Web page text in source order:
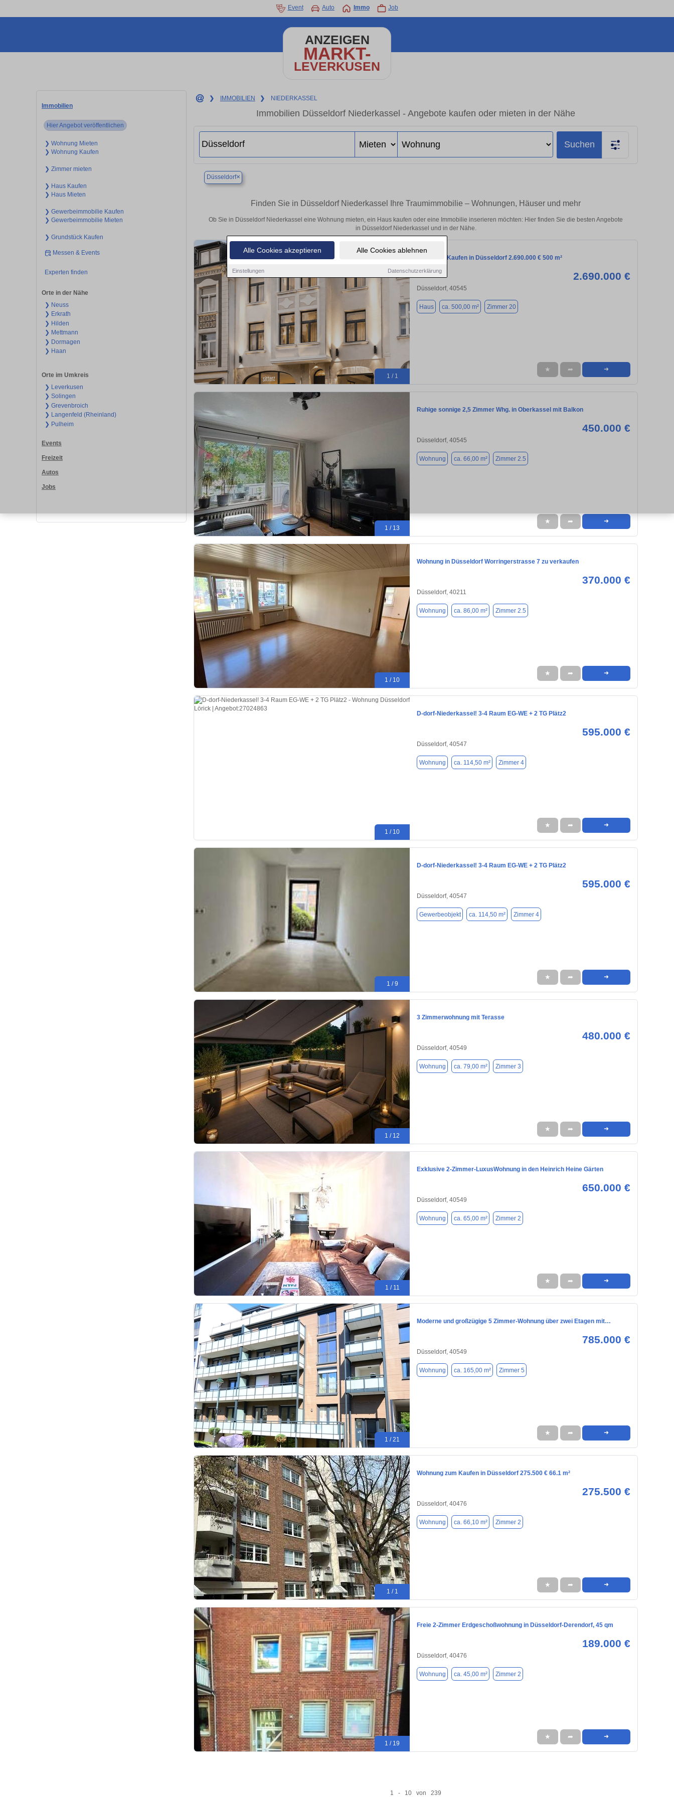
Alle Cookies akzeptieren Alle Cookies ablehnen
Einstellungen Datenschutzerklärung
Event Auto Immo Job
ANZEIGEN
MARKT-
LEVERKUSEN
Immobilien
Hier Angebot veröffentlichen
❯ Wohnung Mieten
❯ Wohnung Kaufen
❯ Zimmer mieten
❯ Haus Kaufen
❯ Haus Mieten
❯ Gewerbeimmobilie Kaufen
❯ Gewerbeimmobilie Mieten
❯ Grundstück Kaufen
Messen & Events
Experten finden
Orte in der Nähe
❯ Neuss
❯ Erkrath
❯ Hilden
❯ Mettmann
❯ Dormagen
❯ Haan
Orte im Umkreis
❯ Leverkusen
❯ Solingen
❯ Grevenbroich
❯ Langenfeld (Rheinland)
❯ Pulheim
Events
Freizeit
Autos
Jobs
❯ IMMOBILIEN ❯ NIEDERKASSEL
Immobilien Düsseldorf Niederkassel - Angebote kaufen oder mieten in der Nähe
Suchen
Düsseldorf×
Finden Sie in Düsseldorf Niederkassel Ihre Traumimmobilie – Wohnungen, Häuser und mehr
Ob Sie in Düsseldorf Niederkassel eine Wohnung mieten, ein Haus kaufen oder eine Immobilie inserieren möchten: Hier finden Sie die besten Angebote
in Düsseldorf Niederkassel und in der Nähe.
1 / 1
Haus zum Kaufen in Düsseldorf 2.690.000 € 500 m²
2.690.000 €
Düsseldorf, 40545
Haus ca. 500,00 m² Zimmer 20
★ ➦ ➜
1 / 13
Ruhige sonnige 2,5 Zimmer Whg. in Oberkassel mit Balkon
450.000 €
Düsseldorf, 40545
Wohnung ca. 66,00 m² Zimmer 2.5
★ ➦ ➜
1 / 10
Wohnung in Düsseldorf Worringerstrasse 7 zu verkaufen
370.000 €
Düsseldorf, 40211
Wohnung ca. 86,00 m² Zimmer 2.5
★ ➦ ➜
1 / 10
D-dorf-Niederkassel! 3-4 Raum EG-WE + 2 TG Plätz2
595.000 €
Düsseldorf, 40547
Wohnung ca. 114,50 m² Zimmer 4
★ ➦ ➜
1 / 9
D-dorf-Niederkassel! 3-4 Raum EG-WE + 2 TG Plätz2
595.000 €
Düsseldorf, 40547
Gewerbeobjekt ca. 114,50 m² Zimmer 4
★ ➦ ➜
1 / 12
3 Zimmerwohnung mit Terasse
480.000 €
Düsseldorf, 40549
Wohnung ca. 79,00 m² Zimmer 3
★ ➦ ➜
1 / 11
Exklusive 2-Zimmer-LuxusWohnung in den Heinrich Heine Gärten
650.000 €
Düsseldorf, 40549
Wohnung ca. 65,00 m² Zimmer 2
★ ➦ ➜
1 / 21
Moderne und großzügige 5 Zimmer-Wohnung über zwei Etagen mit…
785.000 €
Düsseldorf, 40549
Wohnung ca. 165,00 m² Zimmer 5
★ ➦ ➜
1 / 1
Wohnung zum Kaufen in Düsseldorf 275.500 € 66.1 m²
275.500 €
Düsseldorf, 40476
Wohnung ca. 66,10 m² Zimmer 2
★ ➦ ➜
1 / 19
Freie 2-Zimmer Erdgeschoßwohnung in Düsseldorf-Derendorf, 45 qm
189.000 €
Düsseldorf, 40476
Wohnung ca. 45,00 m² Zimmer 2
★ ➦ ➜
1 - 10 von 239